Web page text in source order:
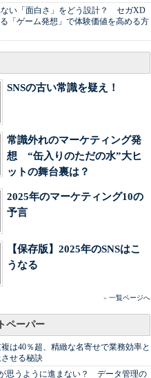
い「面白さ」をどう設計？ セガXD
「ゲーム発想」で体験価値を高める方
SNSの古い常識を疑え！
常識外れのマーケティング発
想 “缶入りのただの水”大ヒ
ットの舞台裏は？
2025年のマーケティング10の
予言
【保存版】2025年のSNSはこ
うなる
» 一覧ページへ
ペーパー
は40％超、精緻な名寄せで業務効率と
せる秘訣
思うように進まない？ データ管理の